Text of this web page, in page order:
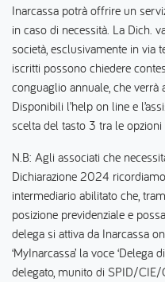
Inarcassa potrà offrire un
in caso di necessità. La Dich.
società, esclusivamente in via
iscritti possono chiedere
conguaglio annuale, che verrà
Disponibili l’help on line e
scelta del tasto 3 tra le opzioni
N.B: Agli associati che
Dichiarazione 2024
intermediario abilitato che,
posizione previdenziale e
delega si attiva da Inarcassa
‘MyInarcassa’ la voce
delegato, munito di SPID/